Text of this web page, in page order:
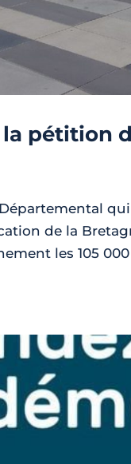
pétition
de la
les 105